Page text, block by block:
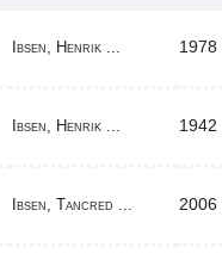
Ibsen, Henrik ... 1978
Ibsen, Henrik ... 1942
Ibsen, Tancred ... 2006